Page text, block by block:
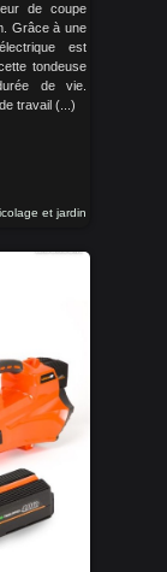
de coupe
Grâce à une
est
tondeuse
de vie.
travail (...)
et jardin